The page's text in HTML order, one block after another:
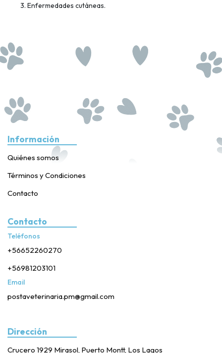
Enfermedades cutáneas.
Información
Quiénes somos
Términos y Condiciones
Contacto
Contacto
Teléfonos
+56652260270
+56981203101
Email
postaveterinaria.pm@gmail.com
Dirección
Crucero 1929 Mirasol, Puerto Montt, Los Lagos